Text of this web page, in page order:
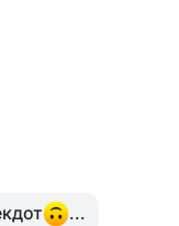
...